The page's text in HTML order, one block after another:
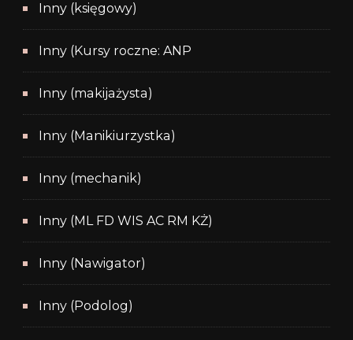
Inny (księgowy)
Inny (Kursy roczne: ANP
Inny (makijażysta)
Inny (Manikiurzystka)
Inny (mechanik)
Inny (ML FD WIS AC RM KŻ)
Inny (Nawigator)
Inny (Podolog)